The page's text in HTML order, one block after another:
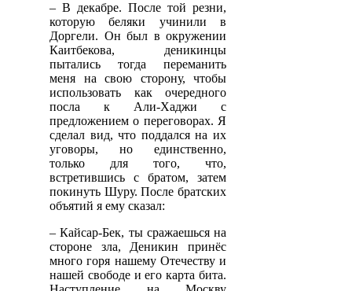
– В декабре. После той резни,
которую беляки учинили в
Доргели. Он был в окружении
Каитбекова, деникинцы
пытались тогда переманить
меня на свою сторону, чтобы
использовать как очередного
посла к Али-Хаджи с
предложением о переговорах. Я
сделал вид, что поддался на их
уговоры, но единственно,
только для того, что,
встретившись с братом, затем
покинуть Шуру. После братских
объятий я ему сказал:
– Кайсар-Бек, ты сражаешься на
стороне зла, Деникин принёс
много горя нашему Отечеству и
нашей свободе и его карта бита.